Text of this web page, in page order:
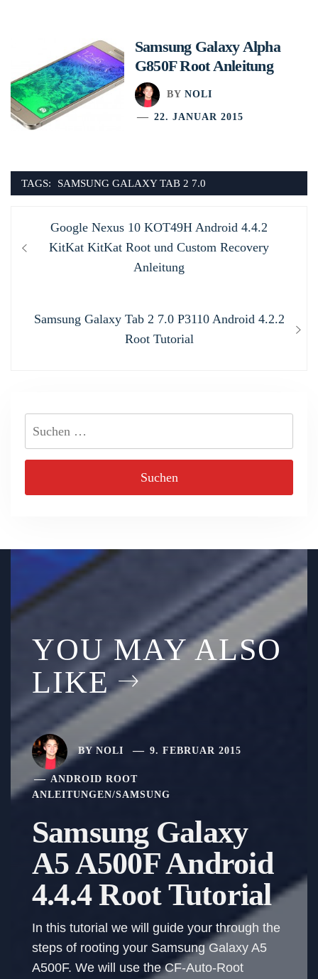
Samsung Galaxy Alpha
G850F Root Anleitung
BY NOLI
22. JANUAR 2015
TAGS: SAMSUNG GALAXY TAB 2 7.0
Beitragsnavigation
Previous
post:
Google Nexus 10 KOT49H Android 4.4.2
KitKat KitKat Root und Custom Recovery
Anleitung
Next
Samsung Galaxy Tab 2 7.0 P3110 Android 4.2.2
Root Tutorial
YOU MAY ALSO
LIKE
BYNOLI 9. FEBRUAR 2015
ANDROID ROOT
ANLEITUNGEN/SAMSUNG
Samsung Galaxy
A5 A500F Android
4.4.4 Root Tutorial
In this tutorial we will guide your through the
steps of rooting your Samsung Galaxy A5
A500F. We will use the CF-Auto-Root